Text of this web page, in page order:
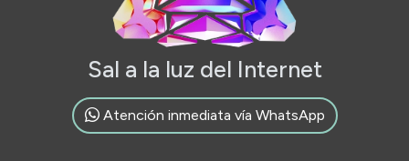
Sal a la luz del Internet
Atención inmediata vía WhatsApp